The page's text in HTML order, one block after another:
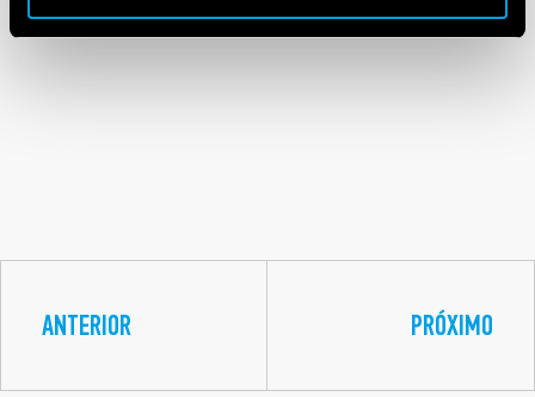
ANTERIOR PRÓXIMO